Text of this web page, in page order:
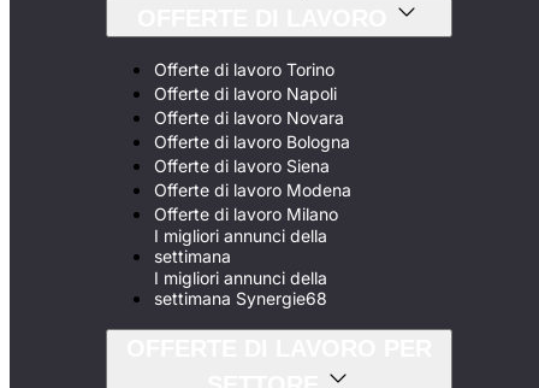
Offerte di lavoro Torino
Offerte di lavoro Napoli
Offerte di lavoro Novara
Offerte di lavoro Bologna
Offerte di lavoro Siena
Offerte di lavoro Modena
Offerte di lavoro Milano
I migliori annunci della
settimana
I migliori annunci della
settimana Synergie68